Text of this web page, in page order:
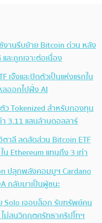
งานรีบย้าย Bitcoin ด่วน หลัง
ละถูกเจาะต่อเนื่อง
เจ๊งและปิดตัวเป็นแห่งแรกใน
ลออกไปฝั่ง AI
ว Tokenized สำหรับกองทุน
3.11 แสนล้านดอลลาร์
าลี ลดสัดส่วน Bitcoin ETF
Ethereum แทนถึง 3 เท่า
ปลุกพลังคอมมูฯ Cardano
กลับมาเป็นผู้ชนะ
Solo เจอบล็อก รับทรัพย์คน
ม่สนวิกฤตศรัทธาคริปโทฯ